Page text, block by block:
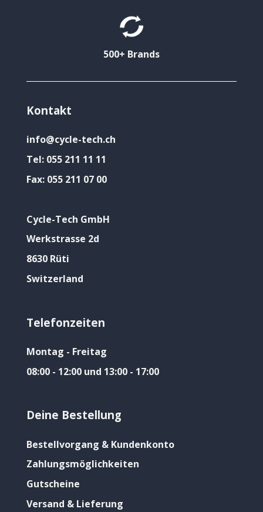
500+ Brands
Kontakt
info@cycle-tech.ch
Tel: 055 211 11 11
Fax: 055 211 07 00
Cycle-Tech GmbH
Werkstrasse 2d
8630 Rüti
Switzerland
Telefonzeiten
Montag - Freitag
08:00 - 12:00 und 13:00 - 17:00
Deine Bestellung
Bestellvorgang & Kundenkonto
Zahlungsmöglichkeiten
Gutscheine
Versand & Lieferung